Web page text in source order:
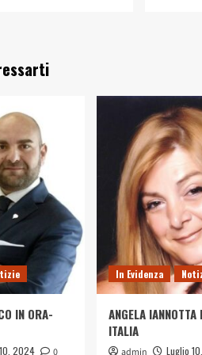
IN ORA-
2024 0
In Evidenza
ANGELA IANNOTTA
ITALIA
admin Luglio